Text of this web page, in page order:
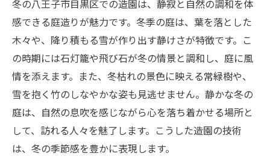
冬の八王子市目黒区での造園は、静寂と自然の調和を体
感できる庭造りが魅力です。冬季の庭は、葉を落とした
木々や、降り積もる雪が作り出す静けさが特徴です。こ
の時期には石灯籠や飛び石が冬の情景と調和し、庭に風
情を添えます。また、冬枯れの景色に映える常緑樹や、
雪を抱く竹のしなやかな姿も見逃せません。静かな冬の
庭は、自然の息吹を感じながら心を落ち着かせる場所と
して、訪れる人々を魅了します。こうした造園の技術
は、冬の季節感を豊かに表現します。